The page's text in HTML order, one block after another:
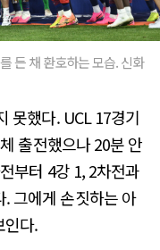
든 채 환호하는 모습. 신화
못했다. UCL 17경기
출전했으나 20분 안
부터 4강 1, 2차전과
그에게 손짓하는 아
인다.